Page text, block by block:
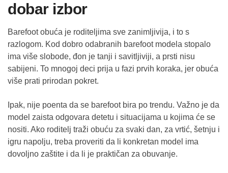
dobar izbor
Barefoot obuća je roditeljima sve zanimljivija, i to s
razlogom. Kod dobro odabranih barefoot modela stopalo
ima više slobode, đon je tanji i savitljiviji, a prsti nisu
sabijeni. To mnogoj deci prija u fazi prvih koraka, jer obuća
više prati prirodan pokret.
Ipak, nije poenta da se barefoot bira po trendu. Važno je da
model zaista odgovara detetu i situacijama u kojima će se
nositi. Ako roditelj traži obuću za svaki dan, za vrtić, šetnju i
igru napolju, treba proveriti da li konkretan model ima
dovoljno zaštite i da li je praktičan za obuvanje.